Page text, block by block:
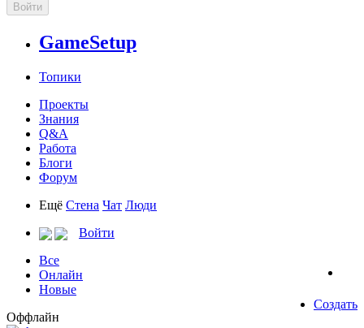
Войти
GameSetup
Топики
Проекты
Знания
Q&A
Работа
Блоги
Форум
Ещё Стена Чат Люди
Войти
Все
Онлайн
Новые
Создать
Оффлайн